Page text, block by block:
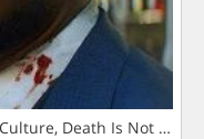
Death Is Not The